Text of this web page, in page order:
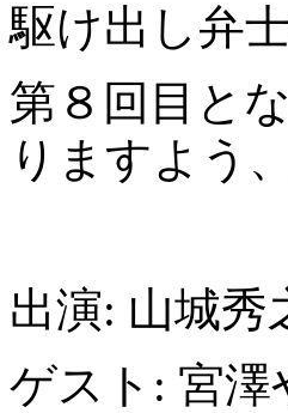
駆け出し弁
第８回目と
りますよう
出演: 山城秀
ゲスト: 宮澤